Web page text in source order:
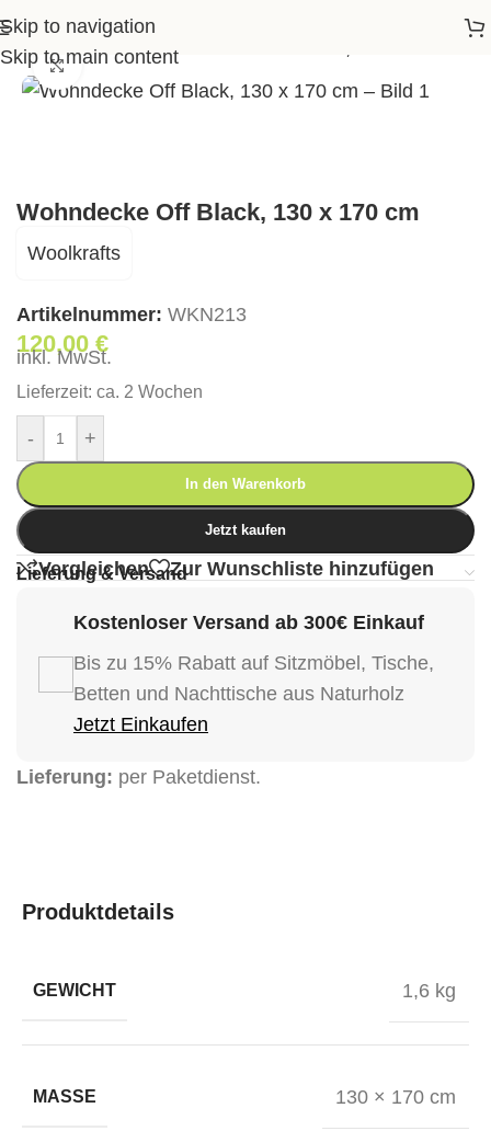
Skip to navigation
Skip to main content
> Textilien>Wohndecke Off Black, 130 x 170 cm
Klick zum Vergrößern
Wohndecke Off Black, 130 x 170 cm
Woolkrafts
Artikelnummer: WKN213
120,00€
inkl. MwSt.
Lieferzeit: ca. 2 Wochen
- +
In den Warenkorb
Jetzt kaufen
Vergleichen Zur Wunschliste hinzufügen
Lieferung & Versand
Kostenloser Versand ab 300€ Einkauf
Bis zu 15% Rabatt auf Sitzmöbel, Tische,
Betten und Nachttische aus Naturholz
Jetzt Einkaufen
Lieferung: per Paketdienst.
Produktdetails
GEWICHT 1,6 kg
MASSE 130 × 170 cm